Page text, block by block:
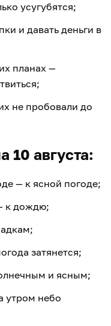
усугубятся;
и давать деньги в
планах —
не пробовали до
10 августа:
— к ясной погоде;
к дождю;
затянется;
и ясным;
утром небо